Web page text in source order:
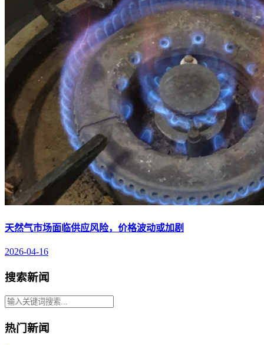
天然气市场面临供应风险，价格波动或加剧
2026-04-16
搜索新闻
热门新闻